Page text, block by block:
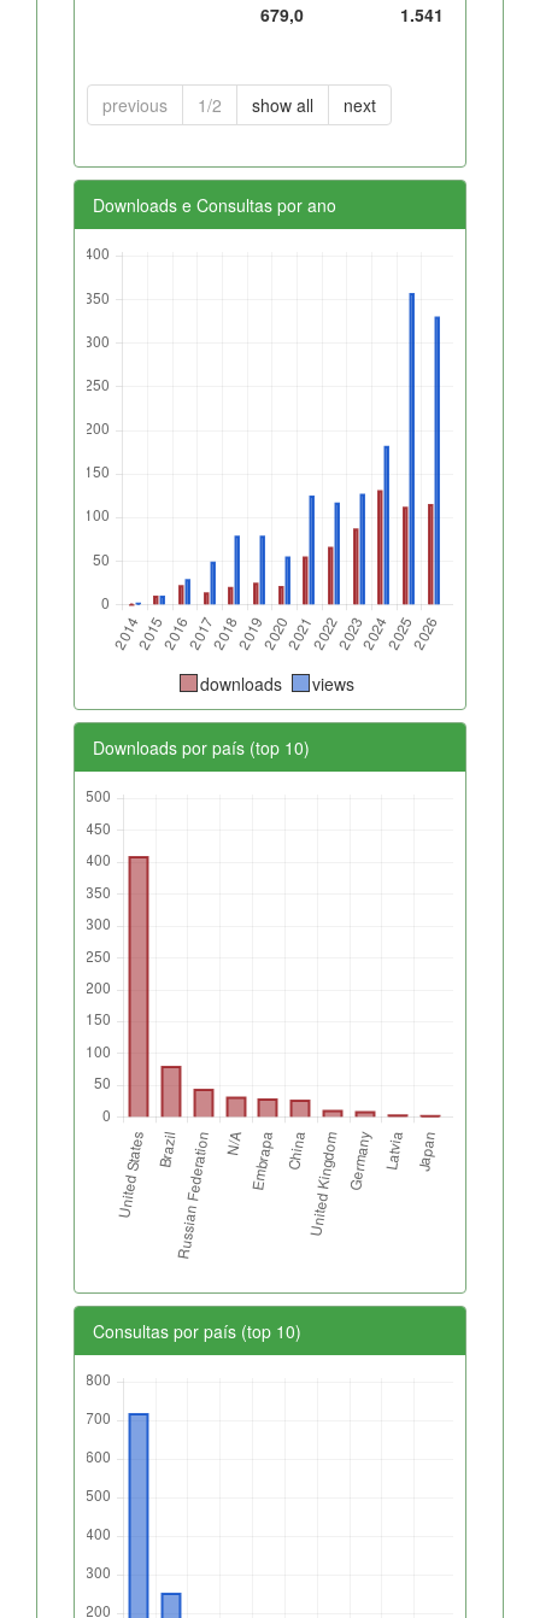
679,0
1.541
previous 1/2 show all next
Downloads e Consultas por ano
downloads views
Downloads por país (top 10)
Consultas por país (top 10)